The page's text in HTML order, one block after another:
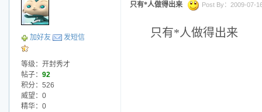
加好友 发短信
等级：开封秀才
帖子： 92
积分：526
威望：0
精华：0
只有*人做得出来 Post By：2009-07-
只有*人做得出来